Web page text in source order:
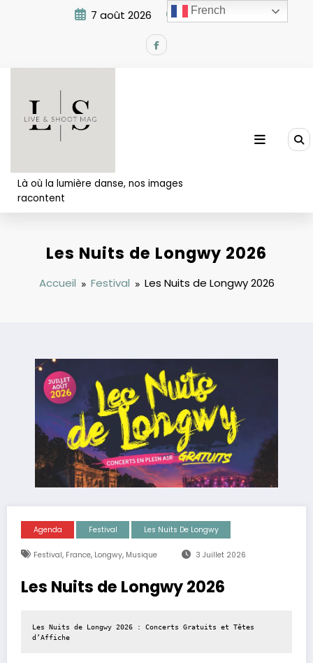
7 août 2026 8:46:18 AM
Là où la lumière danse, nos images
racontent
Les Nuits de Longwy 2026
Accueil Festival Les Nuits de Longwy 2026
Agenda Festival Les Nuits De Longwy
Festival, France, Longwy, Musique 3 Juillet 2026
Les Nuits de Longwy 2026
Les Nuits de Longwy 2026 : Concerts Gratuits et Têtes
d’Affiche
French